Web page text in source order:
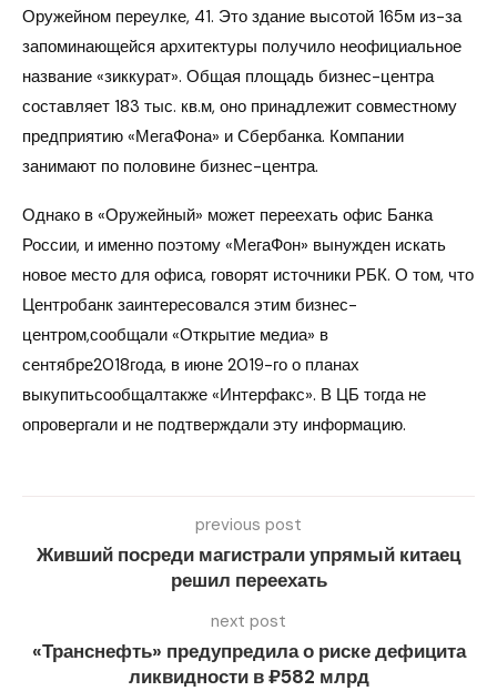
Оружейном переулке, 41. Это здание высотой 165м из-за
запоминающейся архитектуры получило неофициальное
название «зиккурат». Общая площадь бизнес-центра
составляет 183 тыс. кв.м, оно принадлежит совместному
предприятию «МегаФона» и Сбербанка. Компании
занимают по половине бизнес-центра.
Однако в «Оружейный» может переехать офис Банка
России, и именно поэтому «МегаФон» вынужден искать
новое место для офиса, говорят источники РБК. О том, что
Центробанк заинтересовался этим бизнес-
центром,сообщали «Открытие медиа» в
сентябре2018года, в июне 2019-го о планах
выкупитьсообщалтакже «Интерфакс». В ЦБ тогда не
опровергали и не подтверждали эту информацию.
previous post
Живший посреди магистрали упрямый китаец
решил переехать
next post
«Транснефть» предупредила о риске дефицита
ликвидности в ₽582 млрд